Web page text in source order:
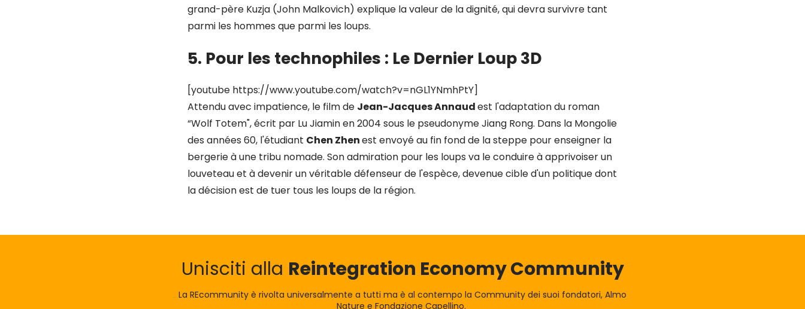
grand-père Kuzja (John Malkovich) explique la valeur de la dignité, qui devra survivre tant
parmi les hommes que parmi les loups.
5. Pour les technophiles : Le Dernier Loup 3D
[youtube https://www.youtube.com/watch?v=nGL1YNmhPtY]
Attendu avec impatience, le film de Jean-Jacques Annaudest l'adaptation du roman
“Wolf Totem", écrit par Lu Jiamin en 2004 sous le pseudonyme Jiang Rong. Dans la Mongolie
des années 60, l'étudiant Chen Zhenest envoyé au fin fond de la steppe pour enseigner la
bergerie à une tribu nomade. Son admiration pour les loups va le conduire à apprivoiser un
louveteau et à devenir un véritable défenseur de l'espèce, devenue cible d'un politique dont
la décision est de tuer tous les loups de la région.
Unisciti alla Reintegration Economy Community
La REcommunity è rivolta universalmente a tutti ma è al contempo la Community dei suoi fondatori, Almo
Nature e Fondazione Capellino.